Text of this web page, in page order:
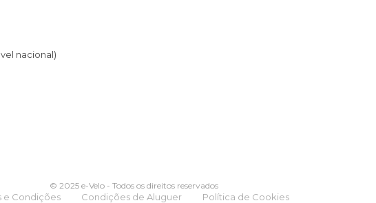
nacional)
© 2025 e-Velo - Todos os direitos reservados
e Condições Condições de Aluguer
Política de Cookies